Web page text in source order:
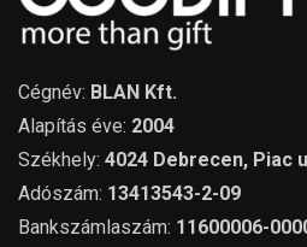
Cégnév: BLAN Kft.
Alapítás éve: 2004
Székhely: 4024 Debrecen, Piac
Adószám: 13413543-2-09
Bankszámlaszám: 11600006-